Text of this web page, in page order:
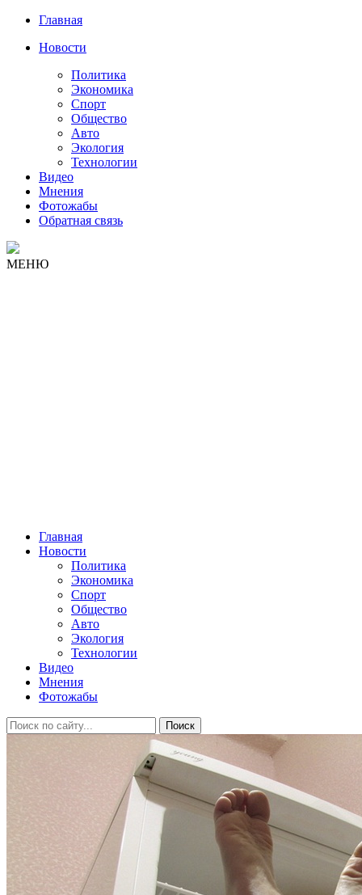
Главная
Новости
Политика
Экономика
Спорт
Общество
Авто
Экология
Технологии
Видео
Мнения
Фотожабы
Обратная связь
МЕНЮ
Главная
Новости
Политика
Экономика
Спорт
Общество
Авто
Экология
Технологии
Видео
Мнения
Фотожабы
Поиск